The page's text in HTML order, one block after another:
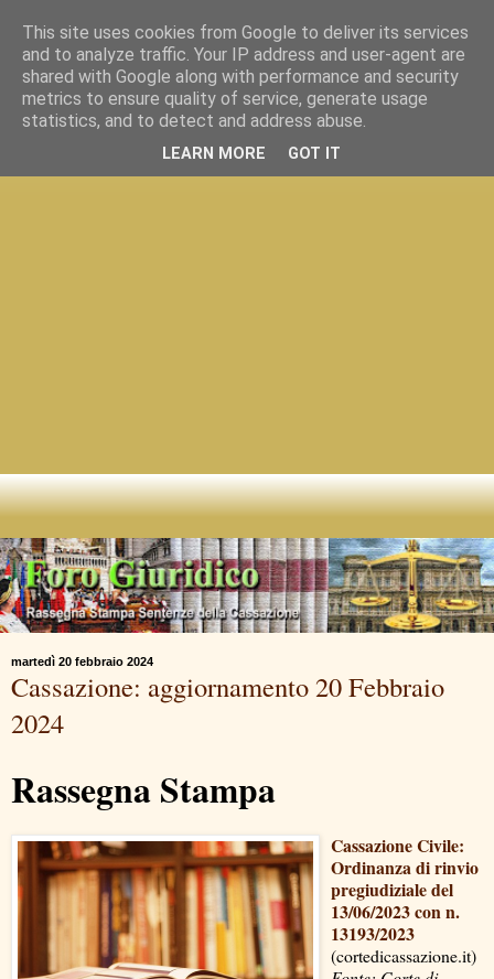
martedì 20 febbraio 2024
Cassazione: aggiornamento 20 Febbraio
2024
Rassegna Stampa
Cassazione Civile:
Ordinanza di rinvio
pregiudiziale del
13/06/2023 con n.
13193/2023
(cortedicassazione.it)
This site uses cookies from Google to deliver its services
and to analyze traffic. Your IP address and user-agent are
shared with Google along with performance and security
metrics to ensure quality of service, generate usage
statistics, and to detect and address abuse.
LEARN MORE GOT IT